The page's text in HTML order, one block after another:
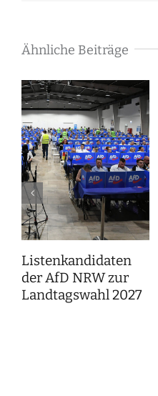
Ähnliche Beiträge
Listenkandidaten
der AfD NRW zur
Landtagswahl 2027